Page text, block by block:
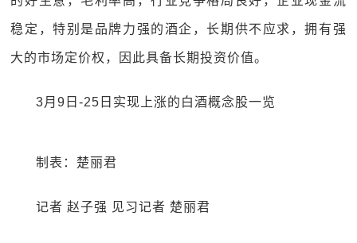
稳定，特别是品牌力强的酒企，长期供不应求，拥有强
大的市场定价权，因此具备长期投资价值。
3月9日-25日实现上涨的白酒概念股一览
制表：楚丽君
记者 赵子强 见习记者 楚丽君